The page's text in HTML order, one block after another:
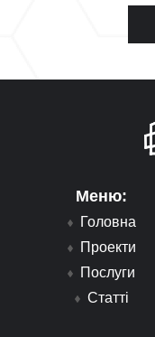
Меню:
Головна
Проекти
Послуги
Статті